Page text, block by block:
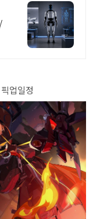
업일정